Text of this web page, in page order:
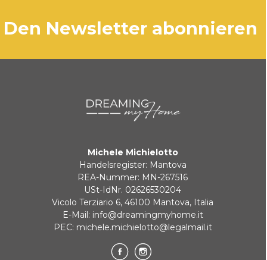
den Newsletter abonnieren
Michele Michielotto
Handelsregister: Mantova
REA-Nummer: MN-267516
USt-IdNr. 02626530204
Vicolo Terziario 6, 46100 Mantova, Italia
E-Mail: info@dreamingmyhome.it
PEC: michele.michielotto@legalmail.it